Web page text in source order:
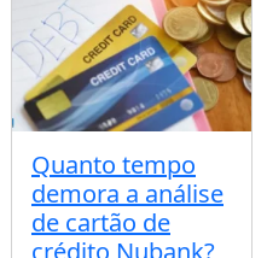
Quanto tempo
demora a análise
de cartão de
crédito Nubank?